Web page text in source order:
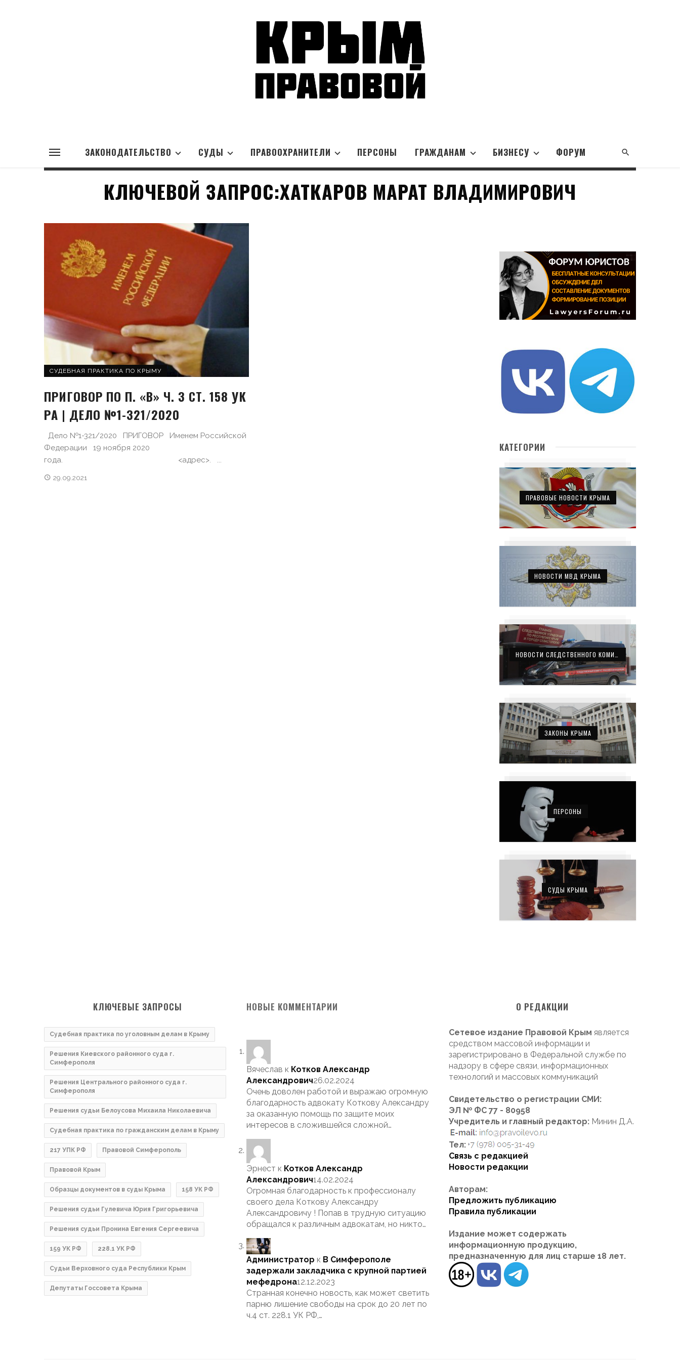
ЗАКОНОДАТЕЛЬСТВО СУДЫ ПРАВООХРАНИТЕЛИ ПЕРСОНЫ ГРАЖДАНАМ БИЗНЕСУ ФОРУМ
КЛЮЧЕВОЙ ЗАПРОС:ХАТКАРОВ МАРАТ ВЛАДИМИРОВИЧ
СУДЕБНАЯ ПРАКТИКА ПО КРЫМУ
ПРИГОВОР ПО П. «В» Ч. 3 СТ. 158 УК
РA | ДЕЛО №1-321/2020
Дело №1-321/2020 ПРИГОВОР Именем Российской
Федерации 19 ноября 2020
года. <адрес>. ...
29.09.2021
КАТЕГОРИИ
ПРАВОВЫЕ НОВОСТИ КРЫМА
НОВОСТИ МВД КРЫМА
ЗАКОНЫ КРЫМА
ПЕРСОНЫ
СУДЫ КРЫМА
КЛЮЧЕВЫЕ ЗАПРОСЫ
Судебная практика по уголовным делам в Крыму
Решения Киевского районного суда г.
Симферополя
Решения Центрального районного суда г.
Симферополя
Решения судьи Белоусова Михаила Николаевича
Судебная практика по гражданским делам в Крыму
217 УПК РФ Правовой Симферополь
Правовой Крым
Образцы документов в суды Крыма 158 УК РФ
Решения судьи Гулевича Юрия Григорьевича
Решения судьи Пронина Евгения Сергеевича
159 УК РФ 228.1 УК РФ
Судьи Верховного суда Республики Крым
Депутаты Госсовета Крыма
НОВЫЕ КОММЕНТАРИИ
Вячеслав к Котков Александр
Александрович26.02.2024
Очень доволен работой и выражаю огромную
благодарность адвокату Коткову Александру
за оказанную помощь по защите моих
интересов в сложившейся сложной…
Эрнест к Котков Александр
Александрович14.02.2024
Огромная благодарность к профессионалу
своего дела Коткову Александру
Александровичу ! Попав в трудную ситуацию
обращался к различным адвокатам, но никто…
Администратор к В Симферополе
задержали закладчика с крупной партией
мефедрона12.12.2023
Странная конечно новость, как может светить
парню лишение свободы на срок до 20 лет по
ч.4 ст. 228.1 УК РФ,…
О РЕДАКЦИИ
Сетевое издание Правовой Крым является
средством массовой информации и
зарегистрировано в Федеральной службе по
надзору в сфере связи, информационных
технологий и массовых коммуникаций
Свидетельство о регистрации СМИ:
ЭЛ № ФС 77 - 80958
Учредитель и главный редактор: Минин Д.А.
Тел:
Связь с редакцией
Новости редакции
Авторам:
Предложить публикацию
Правила публикации
Издание может содержать
информационную продукцию,
предназначенную для лиц старше 18 лет.